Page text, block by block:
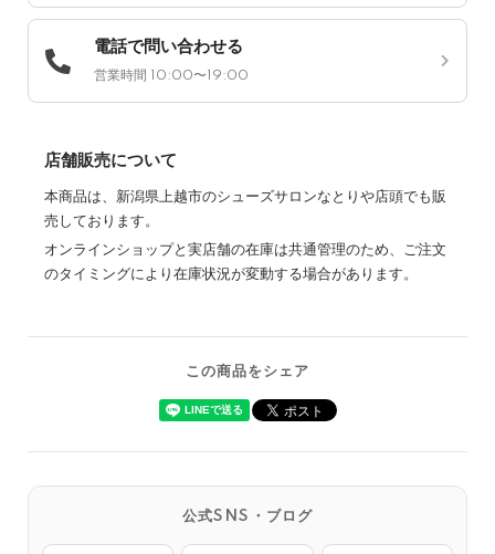
電話で問い合わせる
営業時間 10:00〜19:00
店舗販売について
本商品は、新潟県上越市のシューズサロンなとりや店頭でも販
売しております。
オンラインショップと実店舗の在庫は共通管理のため、ご注文
のタイミングにより在庫状況が変動する場合があります。
この商品をシェア
公式SNS・ブログ